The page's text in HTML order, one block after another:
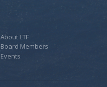
About LTF
Board Members
Events